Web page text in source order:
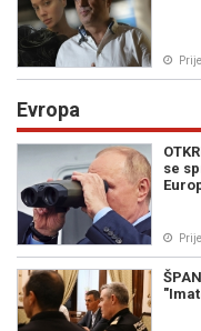
Evropa
se